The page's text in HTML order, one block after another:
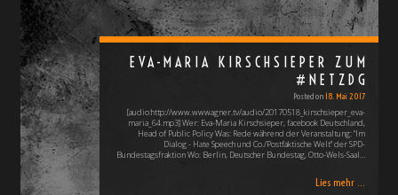
EVA-MARIA KIRSCHSIEPER ZUM
#NETZDG
Posted on 18. Mai 2017
[audio:http://www.wwwagner.tv/audio/20170518_kirschsieper_eva-
maria_64.mp3] Wer: Eva-Maria Kirschsieper, facebook Deutschland,
Head of Public Policy Was: Rede während der Veranstaltung: "Im
Dialog - Hate Speech und Co./Postfaktische Welt" der SPD-
Bundestagsfraktion Wo: Berlin, Deutscher Bundestag, Otto-Wels-Saal…
Lies mehr ...